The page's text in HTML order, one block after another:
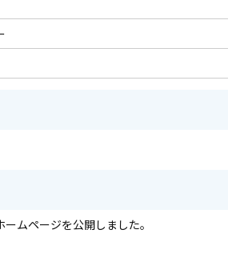
ムページを公開しました。